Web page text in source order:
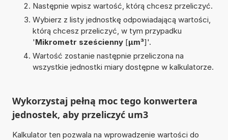
Następnie wpisz wartość, którą chcesz przeliczyć.
Wybierz z listy jednostkę odpowiadającą wartości,
którą chcesz przeliczyć, w tym przypadku
'Mikrometr sześcienny[µm³]'.
Wartość zostanie następnie przeliczona na
wszystkie jednostki miary dostępne w kalkulatorze.
Wykorzystaj pełną moc tego konwertera
jednostek, aby przeliczyć um3
Kalkulator ten pozwala na wprowadzenie wartości do